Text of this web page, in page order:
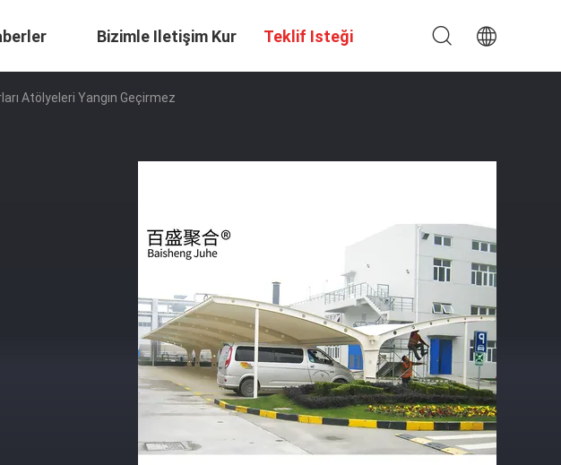
Bizimle Iletişim Kur Teklif Isteği
Atölyeleri Yangın Geçirmez